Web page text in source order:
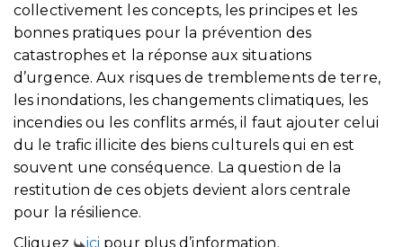
collectivement les concepts, les principes et les
bonnes pratiques pour la prévention des
catastrophes et la réponse aux situations
d’urgence. Aux risques de tremblements de terre,
les inondations, les changements climatiques, les
incendies ou les conflits armés, il faut ajouter celui
du le trafic illicite des biens culturels qui en est
souvent une conséquence. La question de la
restitution de ces objets devient alors centrale
pour la résilience.
Cliquez
ici pour plus d’information.